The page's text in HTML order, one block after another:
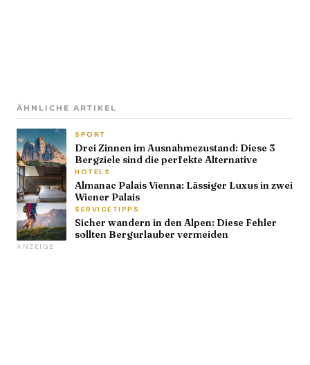
ÄHNLICHE ARTIKEL
SPORT
Drei Zinnen im Ausnahmezustand: Diese 3
Bergziele sind die perfekte Alternative
HOTELS
Almanac Palais Vienna: Lässiger Luxus in zwei
Wiener Palais
SERVICETIPPS
Sicher wandern in den Alpen: Diese Fehler
sollten Bergurlauber vermeiden
ANZEIGE